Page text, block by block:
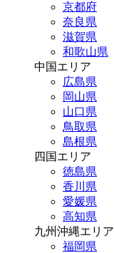
京都府
奈良県
滋賀県
和歌山県
中国エリア
広島県
岡山県
山口県
鳥取県
島根県
四国エリア
徳島県
香川県
愛媛県
高知県
九州沖縄エリア
福岡県